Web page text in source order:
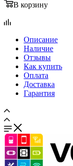
В корзину
Описание
Наличие
Отзывы
Как купить
Оплата
Доставка
Гарантия